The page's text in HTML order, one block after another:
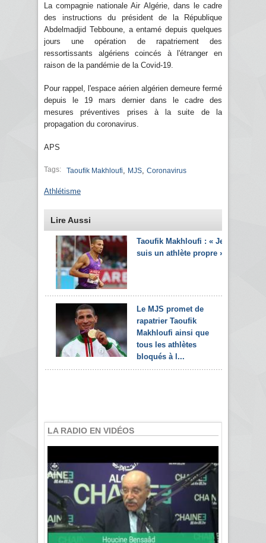
La compagnie nationale Air Algérie, dans le cadre
des instructions du président de la République
Abdelmadjid Tebboune, a entamé depuis quelques
jours une opération de rapatriement des
ressortissants algériens coincés à l'étranger en
raison de la pandémie de la Covid-19.
Pour rappel, l'espace aérien algérien demeure fermé
depuis le 19 mars dernier dans le cadre des
mesures préventives prises à la suite de la
propagation du coronavirus.
APS
Tags: Taoufik Makhloufi MJS Coronavirus
Athlétisme
Lire Aussi
Taoufik Makhloufi : « Je
suis un athlète propre »
Le MJS promet de
rapatrier Taoufik
Makhloufi ainsi que
tous les athlètes
bloqués à l...
LA RADIO EN VIDÉOS